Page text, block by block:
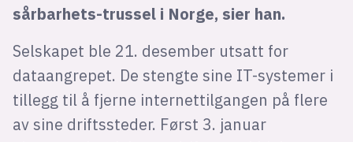
sårbarhets-trussel i Norge, sier han.
Selskapet ble 21. desember utsatt for
dataangrepet. De stengte sine IT-systemer i
tillegg til å fjerne internettilgangen på flere
av sine driftssteder. Først 3. januar